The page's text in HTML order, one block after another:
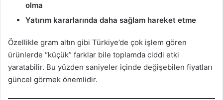
olma
Yatırım kararlarında daha sağlam hareket etme
Özellikle gram altın gibi Türkiye’de çok işlem gören
ürünlerde “küçük” farklar bile toplamda ciddi etki
yaratabilir. Bu yüzden saniyeler içinde değişebilen fiyatları
güncel görmek önemlidir.